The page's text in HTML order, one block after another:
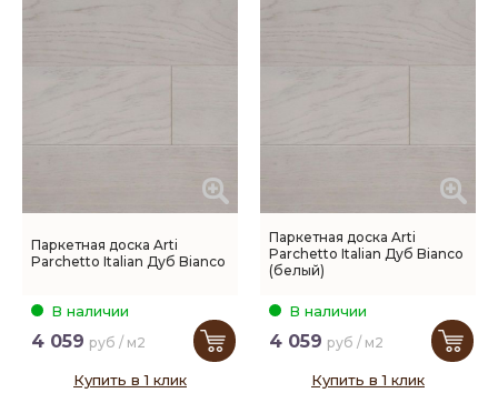
Паркетная доска Arti
Parchetto Italian Дуб Bianco
В наличии
4 059 руб / м2
Купить в 1 клик
Паркетная доска Arti
Parchetto Italian Дуб Bianco
(белый)
В наличии
4 059 руб / м2
Купить в 1 клик